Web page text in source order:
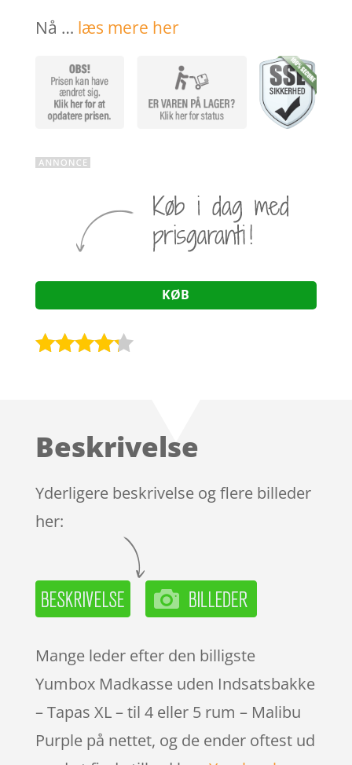
Nå … læs mere her
KØB
på
mmelser
Beskrivelse
Yderligere beskrivelse og flere billeder
her:
Mange leder efter den billigste
Yumbox Madkasse uden Indsatsbakke
– Tapas XL – til 4 eller 5 rum – Malibu
Purple på nettet, og de ender oftest ud